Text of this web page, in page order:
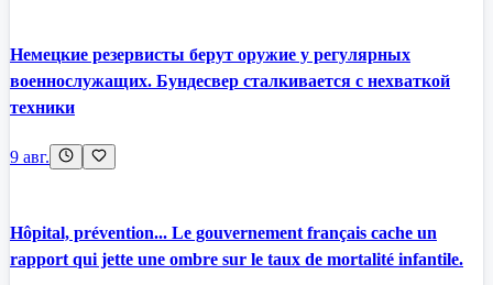
Немецкие резервисты берут оружие у регулярных
военнослужащих. Бундесвер сталкивается с нехваткой
техники
9 авг.
Hôpital, prévention... Le gouvernement français cache un
rapport qui jette une ombre sur le taux de mortalité infantile.